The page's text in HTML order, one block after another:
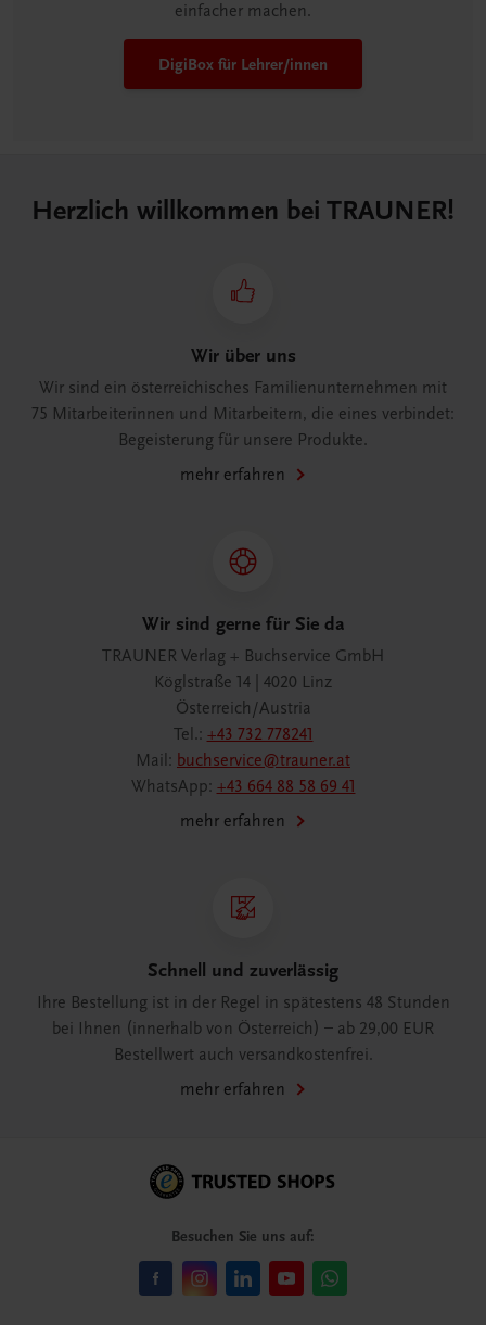
einfacher machen.
DigiBox für Lehrer/innen
Herzlich willkommen bei TRAUNER!
Wir über uns
Wir sind ein österreichisches Familienunternehmen mit
75 Mitarbeiterinnen und Mitarbeitern, die eines verbindet:
Begeisterung für unsere Produkte.
mehr erfahren
Wir sind gerne für Sie da
TRAUNER Verlag + Buchservice GmbH
Köglstraße 14 | 4020 Linz
Österreich/Austria
Tel.: +43 732 778241
Mail: buchservice@trauner.at
WhatsApp: +43 664 88 58 69 41
mehr erfahren
Schnell und zuverlässig
Ihre Bestellung ist in der Regel in spätestens 48 Stunden
bei Ihnen (innerhalb von Österreich) – ab 29,00 EUR
Bestellwert auch versandkostenfrei.
mehr erfahren
Besuchen Sie uns auf: